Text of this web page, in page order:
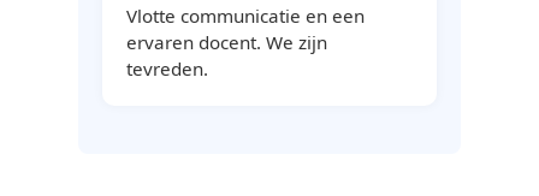
Vlotte communicatie en een
ervaren docent. We zijn
tevreden.